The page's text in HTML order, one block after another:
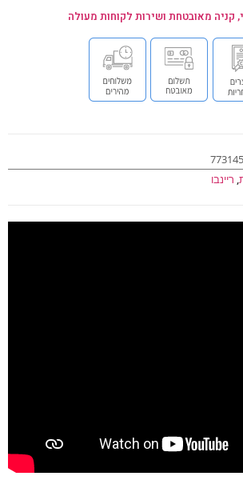
מאובטחת ושירות לקוחות מעולה